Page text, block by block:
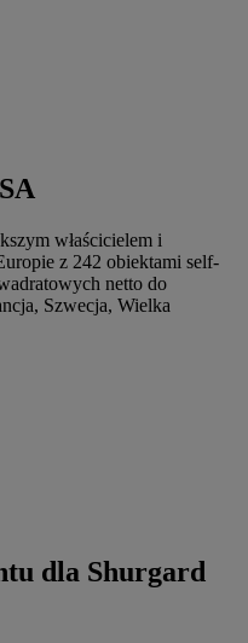
właścicielem i
z 242 obiektami self-
netto do
Szwecja, Wielka
dla Shurgard